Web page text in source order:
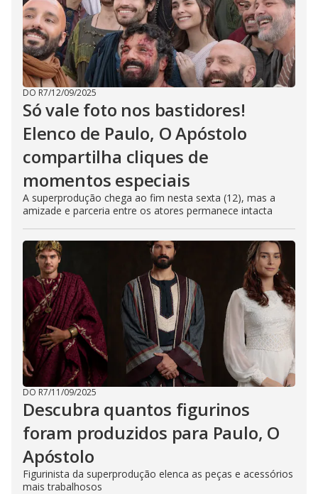
DO R7/12/09/2025
Só vale foto nos bastidores!
Elenco de Paulo, O Apóstolo
compartilha cliques de
momentos especiais
A superprodução chega ao fim nesta sexta (12), mas a
amizade e parceria entre os atores permanece intacta
DO R7/11/09/2025
Descubra quantos figurinos
foram produzidos para Paulo, O
Apóstolo
Figurinista da superprodução elenca as peças e acessórios
mais trabalhosos